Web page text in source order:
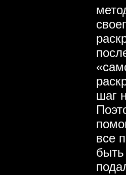
шаг
все
быть